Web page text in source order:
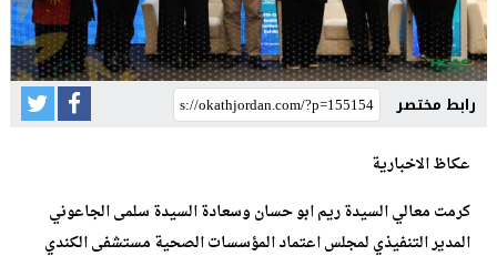
رابط مختصر
عكاظ الاخبارية
كرمت معالي السيدة ريم ابو حسان وسعادة السيدة سلمى الجاعوني
المدير التنفيذي لمجلس اعتماد المؤسسات الصحية مستشفى الكندي